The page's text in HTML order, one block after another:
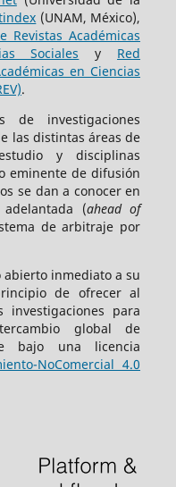
(UNAM, México),
Revistas Académicas
Sociales y Red
en Ciencias
.
de investigaciones
las distintas áreas de
y disciplinas
eminente de difusión
se dan a conocer en
(ahead of
de arbitraje por
abierto inmediato a su
de ofrecer al
para
global de
bajo una licencia
NoComercial 4.0